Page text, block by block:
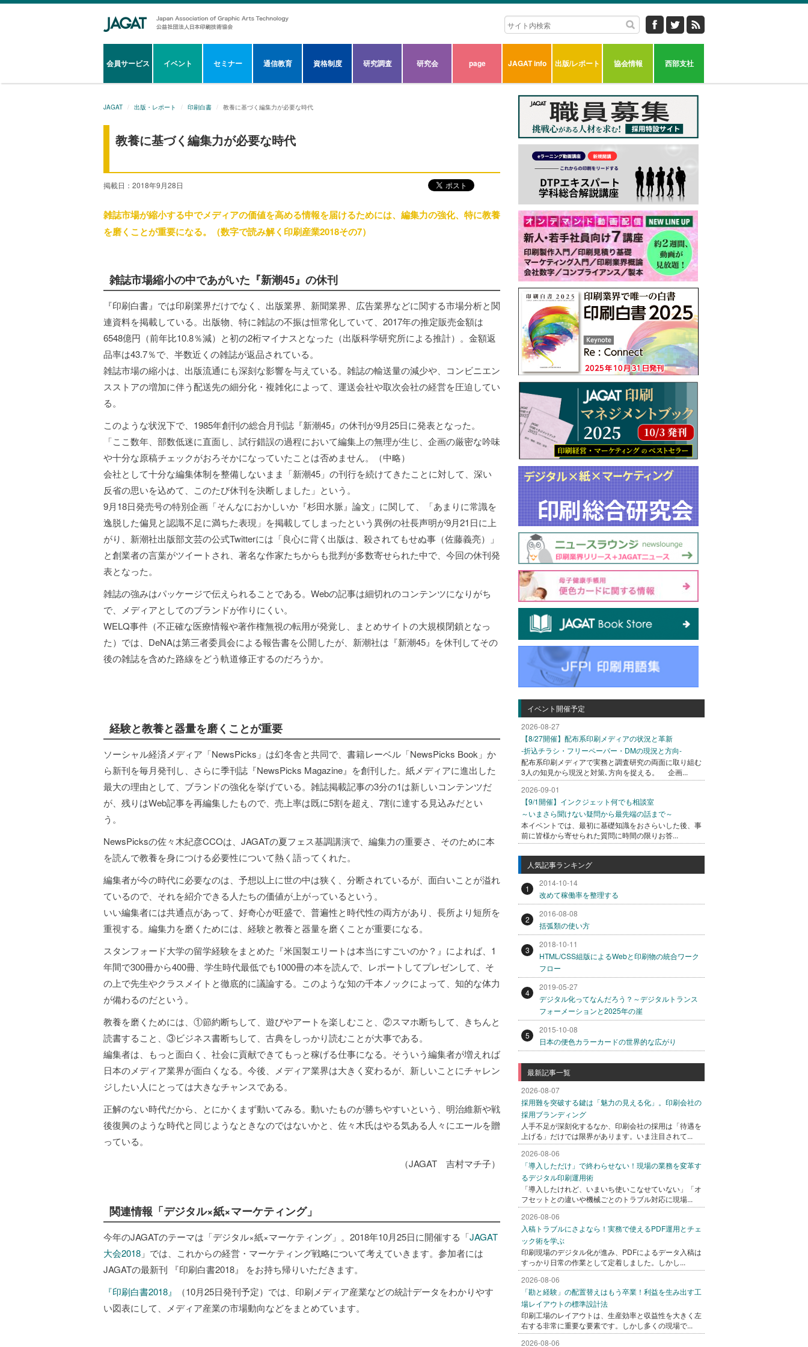
会員サービス イベント セミナー 通信教育 資格制度 研究調査 研究会 page JAGAT info 出版/レポート 協会情報 西部支社
JAGAT 出版・レポート 印刷白書 教養に基づく編集力が必要な時代
教養に基づく編集力が必要な時代
掲載日：2018年9月28日
雑誌市場が縮小する中でメディアの価値を高める情報を届けるためには、編集力の強化、特に教養
を磨くことが重要になる。（数字で読み解く印刷産業2018その7）
雑誌市場縮小の中であがいた『新潮45』の休刊
『印刷白書』では印刷業界だけでなく、出版業界、新聞業界、広告業界などに関する市場分析と関
連資料を掲載している。出版物、特に雑誌の不振は恒常化していて、2017年の推定販売金額は
6548億円（前年比10.8％減）と初の2桁マイナスとなった（出版科学研究所による推計）。金額返
品率は43.7％で、半数近くの雑誌が返品されている。
雑誌市場の縮小は、出版流通にも深刻な影響を与えている。雑誌の輸送量の減少や、コンビニエン
スストアの増加に伴う配送先の細分化・複雑化によって、運送会社や取次会社の経営を圧迫してい
る。
このような状況下で、1985年創刊の総合月刊誌『新潮45』の休刊が9月25日に発表となった。
「ここ数年、部数低迷に直面し、試行錯誤の過程において編集上の無理が生じ、企画の厳密な吟味
や十分な原稿チェックがおろそかになっていたことは否めません。（中略）
会社として十分な編集体制を整備しないまま「新潮45」の刊行を続けてきたことに対して、深い
反省の思いを込めて、このたび休刊を決断しました」という。
9月18日発売号の特別企画「そんなにおかしいか『杉田水脈』論文」に関して、「あまりに常識を
逸脱した偏見と認識不足に満ちた表現」を掲載してしまったという異例の社長声明が9月21日に上
がり、新潮社出版部文芸の公式Twitterには「良心に背く出版は、殺されてもせぬ事（佐藤義亮）」
と創業者の言葉がツイートされ、著名な作家たちからも批判が多数寄せられた中で、今回の休刊発
表となった。
雑誌の強みはパッケージで伝えられることである。Webの記事は細切れのコンテンツになりがち
で、メディアとしてのブランドが作りにくい。
WELQ事件（不正確な医療情報や著作権無視の転用が発覚し、まとめサイトの大規模閉鎖となっ
た）では、DeNAは第三者委員会による報告書を公開したが、新潮社は『新潮45』を休刊してその
後の雑誌を含めた路線をどう軌道修正するのだろうか。
経験と教養と器量を磨くことが重要
ソーシャル経済メディア「NewsPicks」は幻冬舎と共同で、書籍レーベル「NewsPicks Book」か
ら新刊を毎月発刊し、さらに季刊誌『NewsPicks Magazine』を創刊した。紙メディアに進出した
最大の理由として、ブランドの強化を挙げている。雑誌掲載記事の3分の1は新しいコンテンツだ
が、残りはWeb記事を再編集したもので、売上率は既に5割を超え、7割に達する見込みだとい
う。
NewsPicksの佐々木紀彦CCOは、JAGATの夏フェス基調講演で、編集力の重要さ、そのために本
を読んで教養を身につける必要性について熱く語ってくれた。
編集者が今の時代に必要なのは、予想以上に世の中は狭く、分断されているが、面白いことが溢れ
ているので、それを紹介できる人たちの価値が上がっているという。
いい編集者には共通点があって、好奇心が旺盛で、普遍性と時代性の両方があり、長所より短所を
重視する。編集力を磨くためには、経験と教養と器量を磨くことが重要になる。
スタンフォード大学の留学経験をまとめた『米国製エリートは本当にすごいのか？』によれば、1
年間で300冊から400冊、学生時代最低でも1000冊の本を読んで、レポートしてプレゼンして、そ
の上で先生やクラスメイトと徹底的に議論する。このような知の千本ノックによって、知的な体力
が備わるのだという。
教養を磨くためには、①節約断ちして、遊びやアートを楽しむこと、②スマホ断ちして、きちんと
読書すること、③ビジネス書断ちして、古典をしっかり読むことが大事である。
編集者は、もっと面白く、社会に貢献できてもっと稼げる仕事になる。そういう編集者が増えれば
日本のメディア業界が面白くなる。今後、メディア業界は大きく変わるが、新しいことにチャレン
ジしたい人にとっては大きなチャンスである。
正解のない時代だから、とにかくまず動いてみる。動いたものが勝ちやすいという、明治維新や戦
後復興のような時代と同じようなときなのではないかと、佐々木氏はやる気ある人々にエールを贈
っている。
（JAGAT 吉村マチ子）
関連情報「デジタル×紙×マーケティング」
今年のJAGATのテーマは「デジタル×紙×マーケティング」。2018年10月25日に開催する「JAGAT
大会2018 」では、これからの経営・マーケティング戦略について考えていきます。参加者には
JAGATの最新刊 『印刷白書2018』 をお持ち帰りいただきます。
『印刷白書2018』
（10月25日発刊予定）では、印刷メディア産業などの統計データをわかりやす
い図表にして、メディア産業の市場動向などをまとめています。
イベント開催予定
2026-08-27
【8/27開催】配布系印刷メディアの状況と革新
-折込チラシ・フリーペーパー・DMの現況と方向-
配布系印刷メディアで実務と調査研究の両面に取り組む
3人の知見から現況と対策､方向を捉える。 企画...
2026-09-01
【9/1開催】インクジェット何でも相談室
～いまさら聞けない疑問から最先端の話まで～
本イベントでは、最初に基礎知識をおさらいした後、事
前に皆様から寄せられた質問に時間の限りお答...
人気記事ランキング
1
2014-10-14
改めて稼働率を整理する
2
2016-08-08
括弧類の使い方
3
2018-10-11
HTML/CSS組版によるWebと印刷物の統合ワーク
フロー
4
2019-05-27
デジタル化ってなんだろう？～デジタルトランス
フォーメーションと2025年の崖
5
2015-10-08
日本の便色カラーカードの世界的な広がり
最新記事一覧
2026-08-07
採用難を突破する鍵は「魅力の見える化」。印刷会社の
採用ブランディング
人手不足が深刻化するなか、印刷会社の採用は「待遇を
上げる」だけでは限界があります。いま注目されて...
2026-08-06
「導入しただけ」で終わらせない！現場の業務を変革す
るデジタル印刷運用術
「導入したけれど、いまいち使いこなせていない」「オ
フセットとの違いや機械ごとのトラブル対応に現場...
2026-08-06
入稿トラブルにさよなら！実務で使えるPDF運用とチェ
ック術を学ぶ
印刷現場のデジタル化が進み、PDFによるデータ入稿は
すっかり日常の作業として定着しました。しかし...
2026-08-06
「勘と経験」の配置替えはもう卒業！利益を生み出す工
場レイアウトの標準設計法
印刷工場のレイアウトは、生産効率と収益性を大きく左
右する非常に重要な要素です。しかし多くの現場で...
2026-08-06